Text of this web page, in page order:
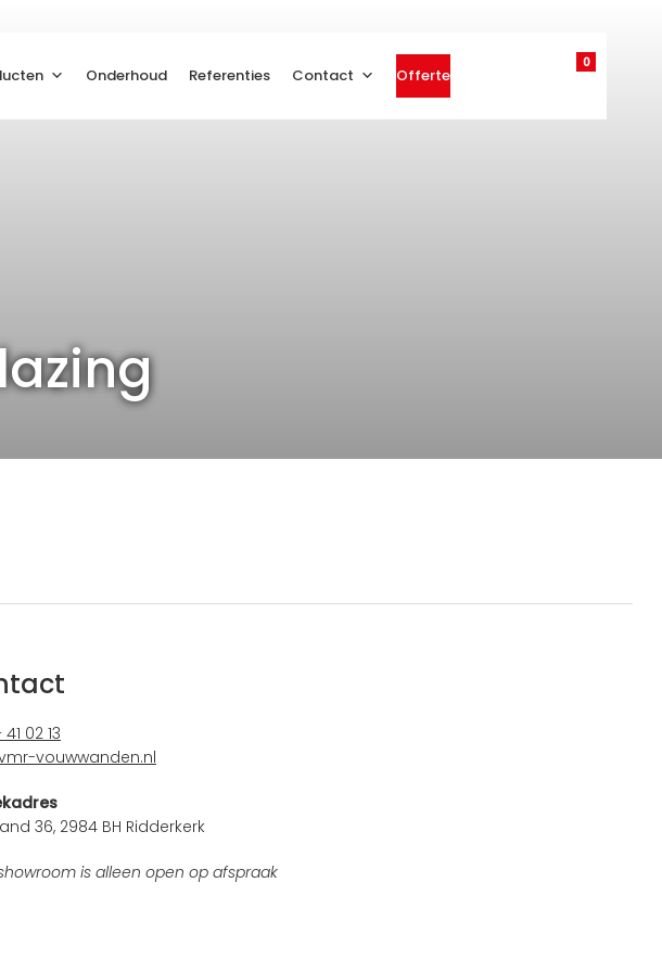
Onderhoud Referenties Contact Offerte
0
02 13
vouwwanden.nl
36, 2984 BH Ridderkerk
is alleen open op afspraak